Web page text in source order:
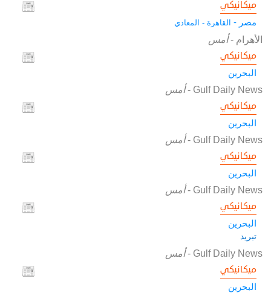
ميكانيكي
مصر - القاهرة - المعادي
الأهرام -أمس
ميكانيكي
البحرين
Gulf Daily News
-أمس
ميكانيكي
البحرين
Gulf Daily News
-أمس
ميكانيكي
البحرين
Gulf Daily News
-أمس
ميكانيكي
البحرين
تبريد
Gulf Daily News
-أمس
ميكانيكي
البحرين